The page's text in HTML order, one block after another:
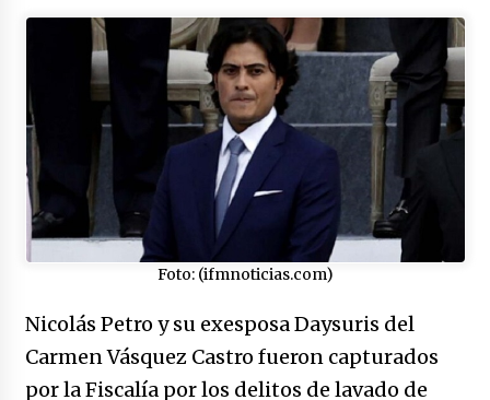
08/03/2026
Corina Machado y su sed de poder
17/01/2026
Irán, donde están los pinches grupos
feministas
16/01/2026
Medellín necesita gobernantes con sentido
de pertenencia
Falcao regresa con el rabo entre las patas
07/01/2026
Foto: (ifmnoticias.com)
Nicolás Petro y su exesposa Daysuris del
Carmen Vásquez Castro fueron capturados
por la Fiscalía por los delitos de lavado de